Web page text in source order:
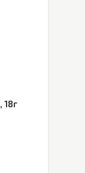
, 18г